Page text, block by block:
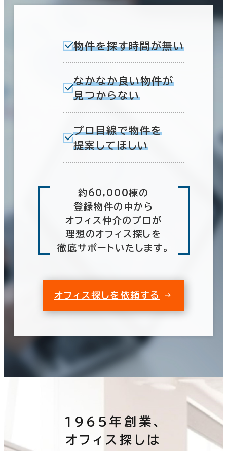
物件を探す時間が無い
なかなか良い物件が
見つからない
プロ目線で物件を
提案してほしい
約60,000棟の
登録物件の中から
オフィス仲介のプロが
理想のオフィス探しを
徹底サポートいたします。
オフィス探しを依頼する
1965年創業、
オフィス探しは